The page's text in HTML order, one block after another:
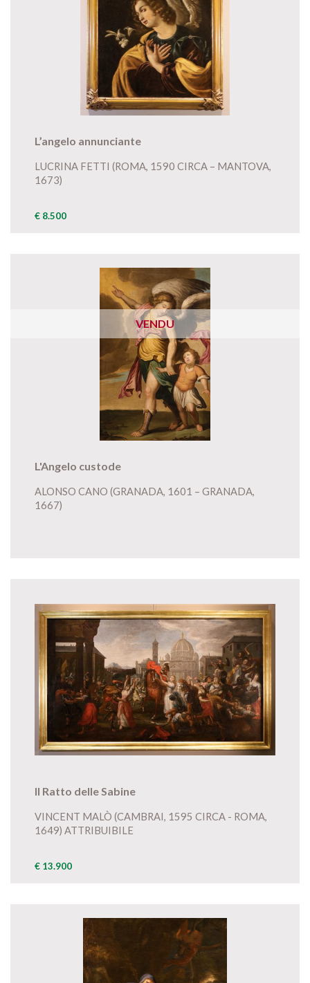
L’angelo annunciante
LUCRINA FETTI (ROMA, 1590 CIRCA – MANTOVA,
1673)
€ 8.500
VENDU
L'Angelo custode
ALONSO CANO (GRANADA, 1601 – GRANADA,
1667)
Il Ratto delle Sabine
VINCENT MALÒ (CAMBRAI, 1595 CIRCA - ROMA,
1649) ATTRIBUIBILE
€ 13.900